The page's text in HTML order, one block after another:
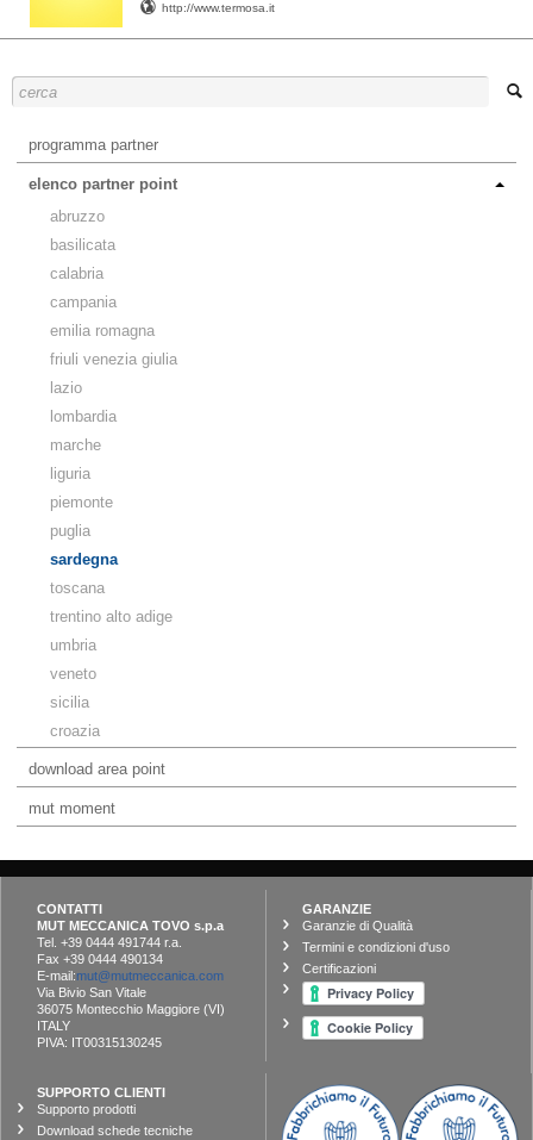
http://www.termosa.it
programma partner
elenco partner point
abruzzo
basilicata
calabria
campania
emilia romagna
friuli venezia giulia
lazio
lombardia
marche
liguria
piemonte
puglia
sardegna
toscana
trentino alto adige
umbria
veneto
sicilia
croazia
download area point
mut moment
CONTATTI
MUT MECCANICA TOVO s.p.a
Tel. +39 0444 491744 r.a.
Fax +39 0444 490134
E-mail:mut@mutmeccanica.com
Via Bivio San Vitale
36075 Montecchio Maggiore (VI)
ITALY
PIVA: IT00315130245
GARANZIE
Garanzie di Qualità
Termini e condizioni d'uso
Certificazioni
SUPPORTO CLIENTI
Supporto prodotti
Download schede tecniche